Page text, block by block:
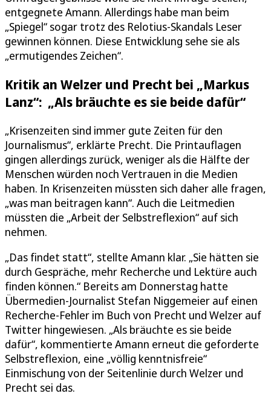
entgegnete Amann. Allerdings habe man beim
„Spiegel“ sogar trotz des Relotius-Skandals Leser
gewinnen können. Diese Entwicklung sehe sie als
„ermutigendes Zeichen“.
Kritik an Welzer und Precht bei „Markus
Lanz“: „Als bräuchte es sie beide dafür“
„Krisenzeiten sind immer gute Zeiten für den
Journalismus“, erklärte Precht. Die Printauflagen
gingen allerdings zurück, weniger als die Hälfte der
Menschen würden noch Vertrauen in die Medien
haben. In Krisenzeiten müssten sich daher alle fragen,
„was man beitragen kann“. Auch die Leitmedien
müssten die „Arbeit der Selbstreflexion“ auf sich
nehmen.
„Das findet statt“, stellte Amann klar. „Sie hätten sie
durch Gespräche, mehr Recherche und Lektüre auch
finden können.“ Bereits am Donnerstag hatte
Übermedien-Journalist Stefan Niggemeier auf einen
Recherche-Fehler im Buch von Precht und Welzer auf
Twitter hingewiesen. „Als bräuchte es sie beide
dafür“, kommentierte Amann erneut die geforderte
Selbstreflexion, eine „völlig kenntnisfreie“
Einmischung von der Seitenlinie durch Welzer und
Precht sei das.